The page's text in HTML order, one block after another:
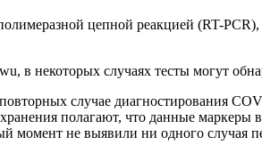
цепной реакцией (RT-PCR),
в некоторых случаях тесты могут
случае диагностирования
полагают, что данные
не выявили ни одного случая